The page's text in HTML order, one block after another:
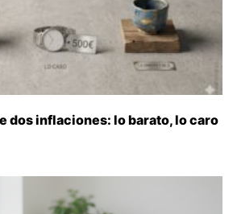
dos inflaciones: lo barato, lo caro